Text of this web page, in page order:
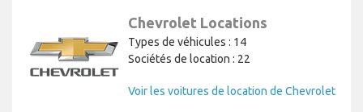
Chevrolet Locations
Types de véhicules : 14
Sociétés de location : 22
Voir les voitures de location de Chevrolet